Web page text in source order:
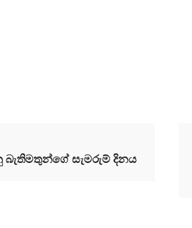
බැතිමතුන්ගේ සැමරුම් දිනය